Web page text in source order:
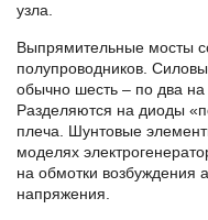
узла.
Выпрямительные мосты
полупроводников.
обычно шесть – по два на
Разделяются на диоды
плеча. Шунтовые
моделях
на обмотки возбуждения
напряжения.